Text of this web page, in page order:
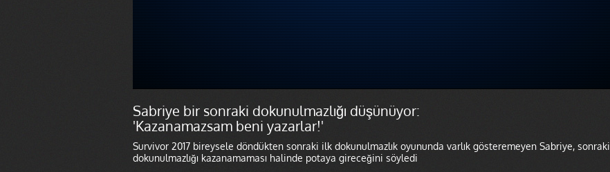
Sabriye bir sonraki dokunulmazlığı düşünüyor:
'Kazanamazsam beni yazarlar!'
Survivor 2017 bireysele döndükten sonraki ilk dokunulmazlık oyununda varlık gösteremeyen Sabriye, sonraki
dokunulmazlığı kazanamaması halinde potaya gireceğini söyledi